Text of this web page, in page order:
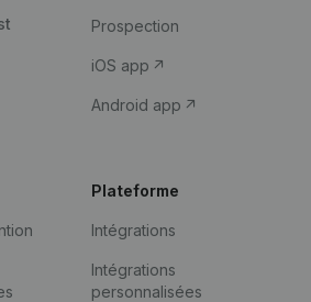
Prospection
iOS app
Android app
Plateforme
Intégrations
Intégrations
personnalisées